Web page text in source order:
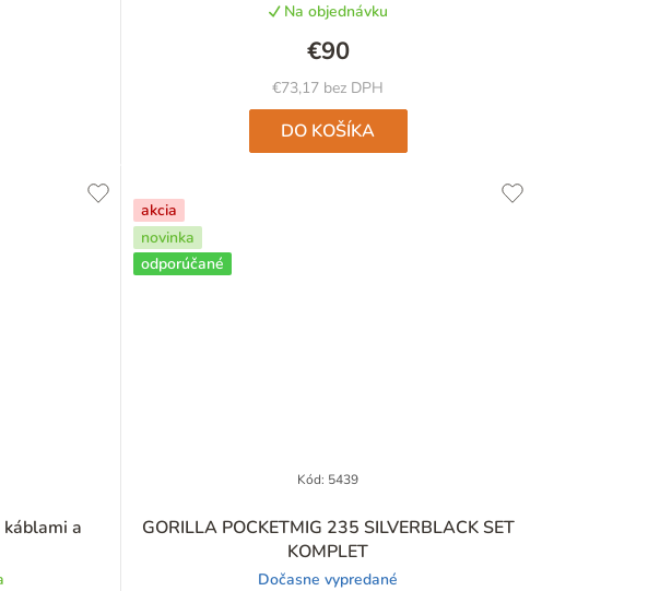
je
5,0
z
5
hviezdičiek.
Na objednávku
€73,17 bez DPH
€90
DO KOŠÍKA
káblami a
akcia
novinka
odporúčané
GORILLA POCKETMIG 235 SILVERBLACK SET
KOMPLET
Dočasne vypredané
Kód: 5439